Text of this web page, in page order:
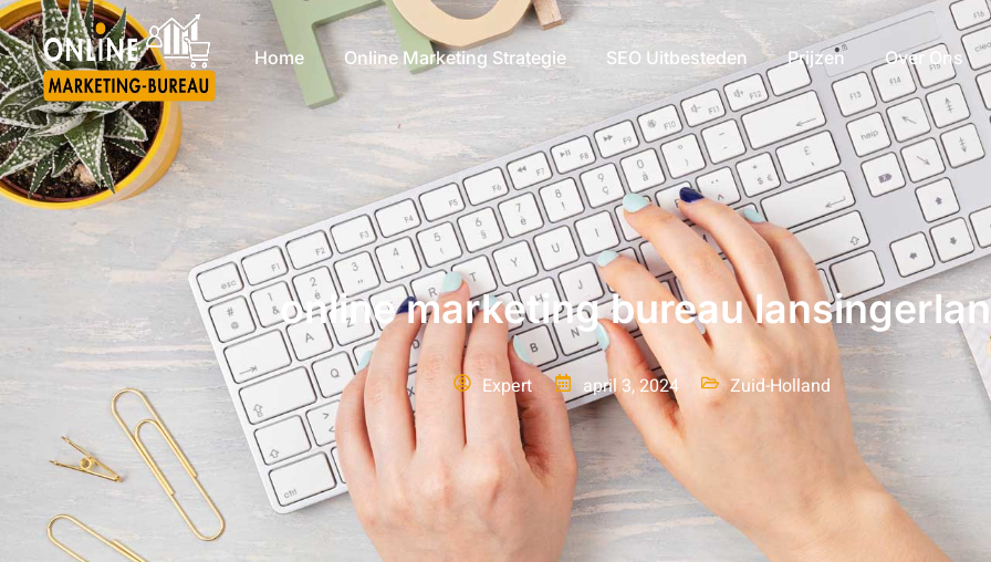
Home Online Marketing Strategie SEO Uitbesteden Prijzen Over Ons
online marketing bureau
Expert april 3, 2024 Zuid-Holland